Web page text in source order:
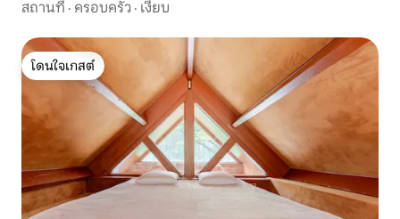
ห้องน้ำ
สถานที่ · ครอบครัว · เงียบ
โดนใจเกสต์
โดนใจเกสต์